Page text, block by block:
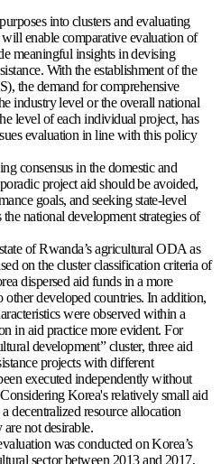
into clusters and evaluating
will enable comparative evaluation of
meaningful insights in devising
With the establishment of the
the demand for comprehensive
industry level or the overall national
level of each individual project, has
evaluation in line with this policy
consensus in the domestic and
project aid should be avoided,
goals, and seeking state-level
national development strategies of
of Rwanda’s agricultural ODA as
on the cluster classification criteria of
dispersed aid funds in a more
other developed countries. In addition,
were observed within a
in aid practice more evident. For
development” cluster, three aid
projects with different
executed independently without
Korea's relatively small aid
decentralized resource allocation
not desirable.
was conducted on Korea’s
sector between 2013 and 2017,